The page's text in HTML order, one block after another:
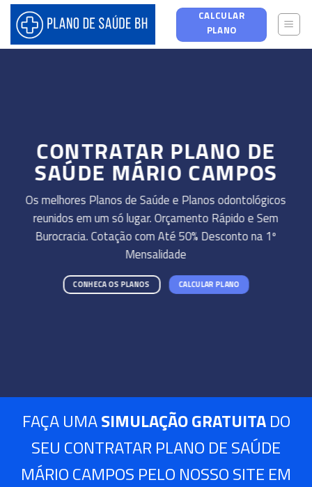
Skip
content
CALCULAR
PLANO
CONTRATAR PLANO DE
SAÚDE MÁRIO CAMPOS
Os melhores Planos de Saúde e Planos odontológicos
reunidos em um só lugar. Orçamento Rápido e Sem
Burocracia. Cotação com Até 50% Desconto na 1º
Mensalidade
CONHECA OS PLANOS CALCULAR PLANO
FAÇA UMASIMULAÇÃO GRATUITADO
SEU CONTRATAR PLANO DE SAÚDE
MÁRIO CAMPOS PELO NOSSO SITE EM